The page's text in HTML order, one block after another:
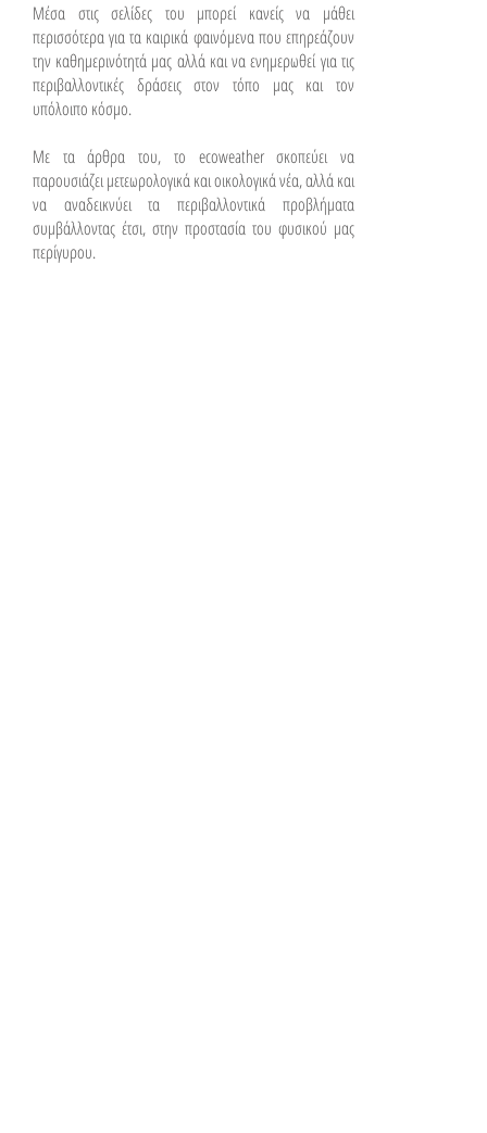
Μέσα στις σελίδες του μπορεί κανείς να μάθει
περισσότερα για τα καιρικά φαινόμενα που επηρεάζουν
την καθημερινότητά μας αλλά και να ενημερωθεί για τις
περιβαλλοντικές δράσεις στον τόπο μας και τον
υπόλοιπο κόσμο.
Με τα άρθρα του, το ecoweather σκοπεύει να
παρουσιάζει μετεωρολογικά και οικολογικά νέα, αλλά και
να αναδεικνύει τα περιβαλλοντικά προβλήματα
συμβάλλοντας έτσι, στην προστασία του φυσικού μας
περίγυρου.